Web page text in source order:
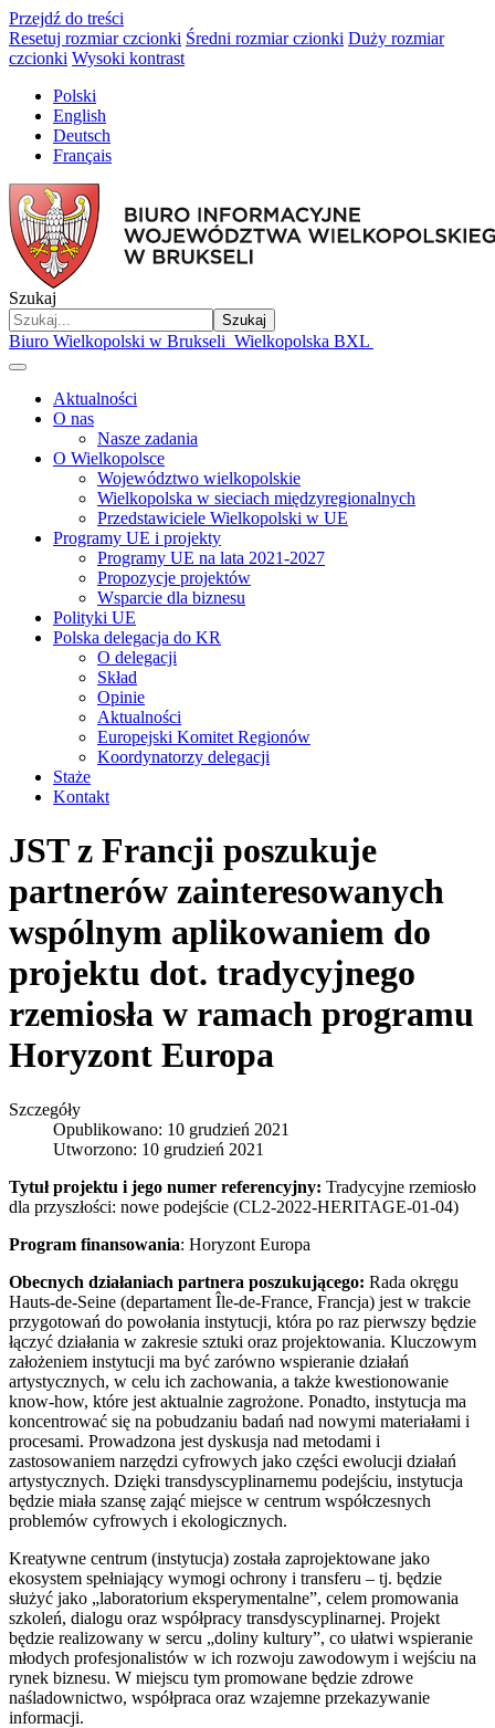
Przejdź do treści
Resetuj rozmiar czcionki Średni rozmiar czionki Duży rozmiar
czcionki Wysoki kontrast
Polski
English
Deutsch
Français
Szukaj
Szukaj
Biuro Wielkopolski w Brukseli Wielkopolska BXL
Aktualności
O nas
Nasze zadania
O Wielkopolsce
Województwo wielkopolskie
Wielkopolska w sieciach międzyregionalnych
Przedstawiciele Wielkopolski w UE
Programy UE i projekty
Programy UE na lata 2021-2027
Propozycje projektów
Wsparcie dla biznesu
Polityki UE
Polska delegacja do KR
O delegacji
Skład
Opinie
Aktualności
Europejski Komitet Regionów
Koordynatorzy delegacji
Staże
Kontakt
JST z Francji poszukuje
partnerów zainteresowanych
wspólnym aplikowaniem do
projektu dot. tradycyjnego
rzemiosła w ramach programu
Horyzont Europa
Szczegóły
Opublikowano: 10 grudzień 2021
Utworzono: 10 grudzień 2021
Tytuł projektu i jego numer referencyjny: Tradycyjne rzemiosło
dla przyszłości: nowe podejście (CL2-2022-HERITAGE-01-04)
Program finansowania: Horyzont Europa
Obecnych działaniach partnera poszukującego: Rada okręgu
Hauts-de-Seine (departament Île-de-France, Francja) jest w trakcie
przygotowań do powołania instytucji, która po raz pierwszy będzie
łączyć działania w zakresie sztuki oraz projektowania. Kluczowym
założeniem instytucji ma być zarówno wspieranie działań
artystycznych, w celu ich zachowania, a także kwestionowanie
know-how, które jest aktualnie zagrożone. Ponadto, instytucja ma
koncentrować się na pobudzaniu badań nad nowymi materiałami i
procesami. Prowadzona jest dyskusja nad metodami i
zastosowaniem narzędzi cyfrowych jako części ewolucji działań
artystycznych. Dzięki transdyscyplinarnemu podejściu, instytucja
będzie miała szansę zająć miejsce w centrum współczesnych
problemów cyfrowych i ekologicznych.
Kreatywne centrum (instytucja) została zaprojektowane jako
ekosystem spełniający wymogi ochrony i transferu – tj. będzie
służyć jako „laboratorium eksperymentalne”, celem promowania
szkoleń, dialogu oraz współpracy transdyscyplinarnej. Projekt
będzie realizowany w sercu „doliny kultury”, co ułatwi wspieranie
młodych profesjonalistów w ich rozwoju zawodowym i wejściu na
rynek biznesu. W miejscu tym promowane będzie zdrowe
naśladownictwo, współpraca oraz wzajemne przekazywanie
informacji.